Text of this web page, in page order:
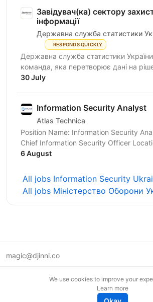
Завідувач(ка) сектору
інформації
Державна служба статистики
RESPONDS QUICKLY
Державна служба статистики
команда, яка перетворює дані на
розвитку країни. Ми перебуваємо у
30 July
Information Security Analyst
Atlas Technica
Position Name: Information Security
Chief Information Security Officer
6 August
All jobs Information Security
All jobs Міністерство Оборони
magic@djinni.co
We use cookies to improve your
Learn more